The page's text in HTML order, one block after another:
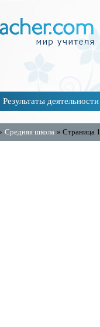
Результаты деятельности
Средняя школа » Страница